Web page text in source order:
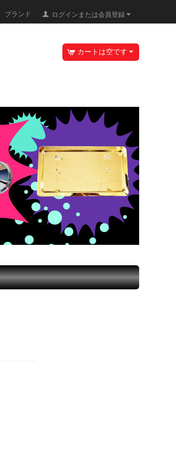
ログインまたは会員登録
ブランド
カートは空です